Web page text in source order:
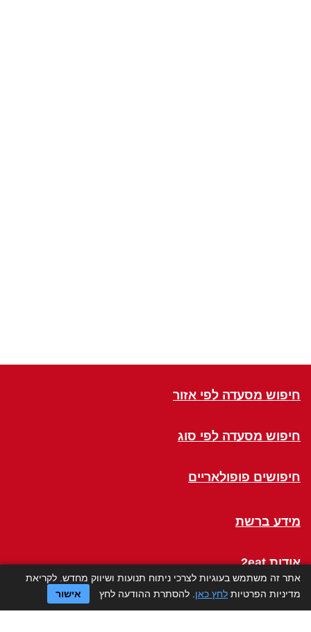
חיפוש מסעדה לפי אזור
חיפוש מסעדה לפי סוג
חיפושים פופולאריים
מידע ברשת
אודות 2eat
Click a Table
אתר זה משתמש בעוגיות לצרכי ניתוח תנועות ושיווק מחדש. לקריאת
מדיניות הפרטיות לחץ כאן . להסתרת ההודעה לחץ אישור